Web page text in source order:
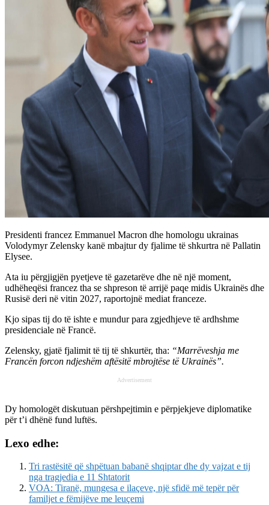
Presidenti francez Emmanuel Macron dhe homologu ukrainas
Volodymyr Zelensky kanë mbajtur dy fjalime të shkurtra në Pallatin
Elysee.
Ata iu përgjigjën pyetjeve të gazetarëve dhe në një moment,
udhëheqësi francez tha se shpreson të arrijë paqe midis Ukrainës dhe
Rusisë deri në vitin 2027, raportojnë mediat franceze.
Kjo sipas tij do të ishte e mundur para zgjedhjeve të ardhshme
presidenciale në Francë.
Zelensky, gjatë fjalimit të tij të shkurtër, tha: “Marrëveshja me
Francën forcon ndjeshëm aftësitë mbrojtëse të Ukrainës”.
Advertisement
Dy homologët diskutuan përshpejtimin e përpjekjeve diplomatike
për t’i dhënë fund luftës.
Lexo edhe:
Tri rastësitë që shpëtuan babanë shqiptar dhe dy vajzat e tij
nga tragjedia e 11 Shtatorit
VOA: Tiranë, mungesa e ilaçeve, një sfidë më tepër për
familjet e fëmijëve me leuçemi